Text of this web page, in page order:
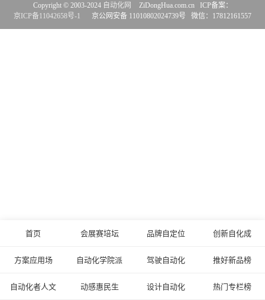
首页 会展赛培坛 品牌自定位 创新自化成
方案应用场 自动化学院派 驾驶自动化 推好新品榜
自动化者人文 动感惠民生 设计自动化 热门专栏榜
Copyright © 2003-2024 自动化网
ZiDongHua.com.cn ICP备案：
京ICP备11042658号-1
京公网安备 11010802024739号 微信：17812161557